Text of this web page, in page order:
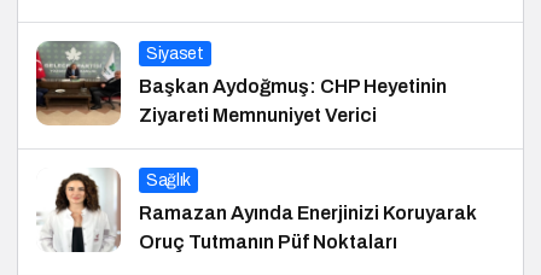
Siyaset
Başkan Aydoğmuş: CHP Heyetinin
Ziyareti Memnuniyet Verici
Sağlık
Ramazan Ayında Enerjinizi Koruyarak
Oruç Tutmanın Püf Noktaları